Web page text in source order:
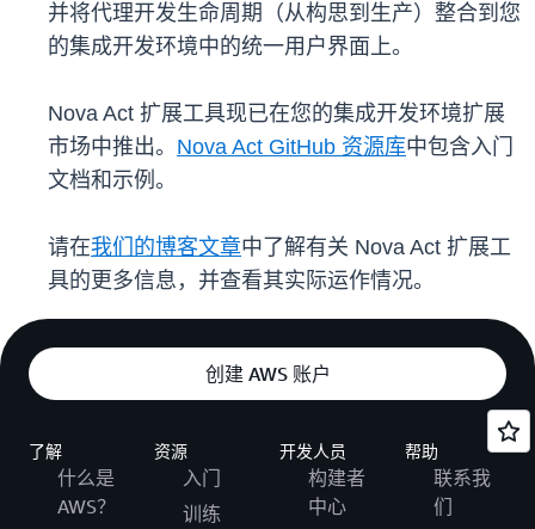
并将代理开发生命周期（从构思到生产）整合到您
的集成开发环境中的统一用户界面上。
Nova Act 扩展工具现已在您的集成开发环境扩展
市场中推出。 Nova Act GitHub 资源库中包含入门
文档和示例。
请在我们的博客文章中了解有关 Nova Act 扩展工
具的更多信息，并查看其实际运作情况。
创建 AWS 账户
了解
什么是
AWS？
资源
入门
训练
开发人员
构建者
中心
帮助
联系我
们